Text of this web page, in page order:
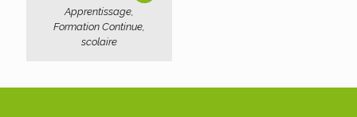
Apprentissage,
Formation Continue,
scolaire